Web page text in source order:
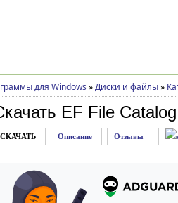
для Windows » Диски и файлы »
EF File Catalog
СКАЧАТЬ Описание Отзывы